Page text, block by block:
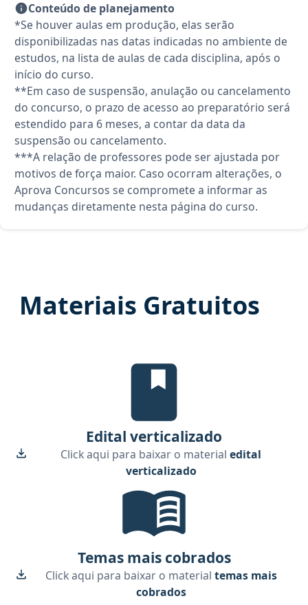
Conteúdo de planejamento
*Se houver aulas em produção, elas serão
disponibilizadas nas datas indicadas no ambiente de
estudos, na lista de aulas de cada disciplina, após o
início do curso.
**Em caso de suspensão, anulação ou cancelamento
do concurso, o prazo de acesso ao preparatório será
estendido para 6 meses, a contar da data da
suspensão ou cancelamento.
***A relação de professores pode ser ajustada por
motivos de força maior. Caso ocorram alterações, o
Aprova Concursos se compromete a informar as
mudanças diretamente nesta página do curso.
Materiais Gratuitos
Edital Verticalizado, material
Edital verticalizado
Click aqui para baixar o materialedital
verticalizado
Temas mais cobrados
Click aqui para baixar o material temas mais
cobrados